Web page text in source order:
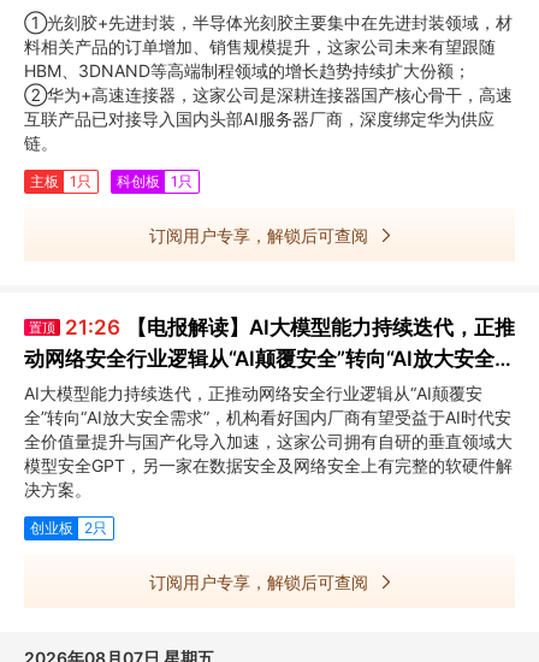
品的订单增加、销售规模提升
①光刻胶+先进封装，半导体光刻胶主要集中在先进封装领域，材
料相关产品的订单增加、销售规模提升，这家公司未来有望跟随
HBM、3DNAND等高端制程领域的增长趋势持续扩大份额；
②华为+高速连接器，这家公司是深耕连接器国产核心骨干，高速
互联产品已对接导入国内头部AI服务器厂商，深度绑定华为供应
链。
主板 1只 科创板 1只
订阅用户专享，解锁后可查阅
置顶 21:26
【电报解读】AI大模型能力持续迭代，正推
动网络安全行业逻辑从“AI颠覆安全”转向“AI放大安全需
求”，这家公司拥有自研的垂直领域大模型安全GPT
AI大模型能力持续迭代，正推动网络安全行业逻辑从“AI颠覆安
全”转向“AI放大安全需求”，机构看好国内厂商有望受益于AI时代安
全价值量提升与国产化导入加速，这家公司拥有自研的垂直领域大
模型安全GPT，另一家在数据安全及网络安全上有完整的软硬件解
决方案。
创业板 2只
订阅用户专享，解锁后可查阅